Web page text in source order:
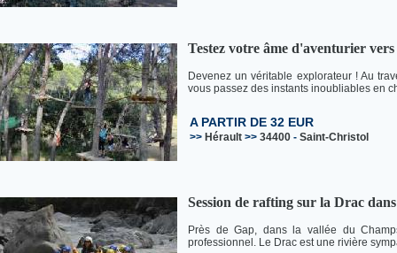
Testez votre âme d'aventurier
Devenez un véritable explorateur ! Au
vous passez des instants inoubliables en
A PARTIR DE 32 EUR
>> Hérault >> 34400 - Saint-Christol
Session de rafting sur la Drac
Près de Gap, dans la vallée du
professionnel. Le Drac est une rivière